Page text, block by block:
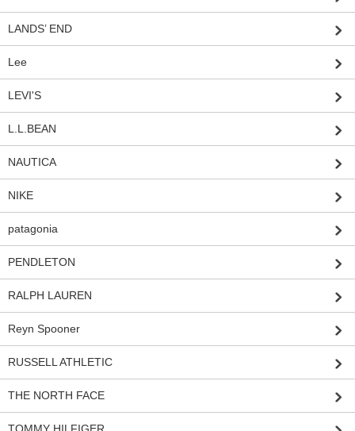
LANDS’ END
Lee
LEVI'S
L.L.BEAN
NAUTICA
NIKE
patagonia
PENDLETON
RALPH LAUREN
Reyn Spooner
RUSSELL ATHLETIC
THE NORTH FACE